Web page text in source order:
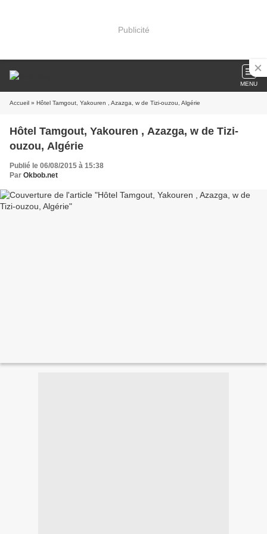
Publicité
MENU
Accueil » Hôtel Tamgout, Yakouren , Azazga, w de Tizi-ouzou, Algérie
Hôtel Tamgout, Yakouren , Azazga, w de Tizi-
ouzou, Algérie
Publié le 06/08/2015 à 15:38
Par Okbob.net